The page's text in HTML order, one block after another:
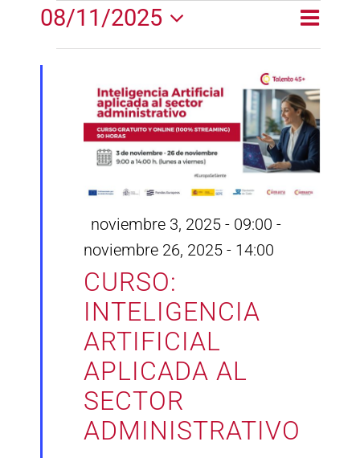
Eventos
en
noviembre
2025
vistas
de
Día
08/11/2025
Selecciona
la
fecha.
CURSO:
INTELIGENCIA
ARTIFICIAL
APLICADA AL
SECTOR
ADMINISTRATIVO
Destacado
noviembre 3, 2025 - 09:00 -
noviembre 26, 2025 - 14:00